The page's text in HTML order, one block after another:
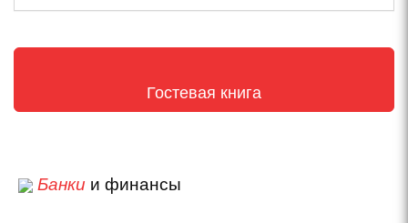
Гостевая книга
Банки и финансы